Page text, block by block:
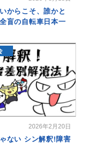
からこそ、誰かと
盲の自転車日本一
2026年2月20日
ない シン解釈!障害